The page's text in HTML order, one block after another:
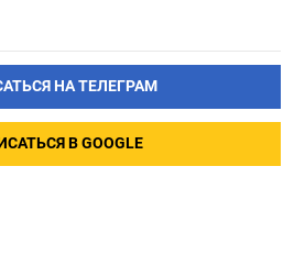
НА ТЕЛЕГРАМ
В GOOGLE